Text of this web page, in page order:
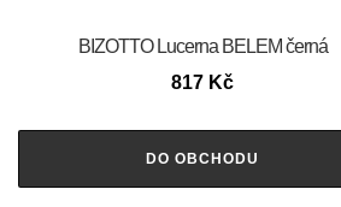
BIZOTTO Lucerna BELEM černá
817 Kč
DO OBCHODU